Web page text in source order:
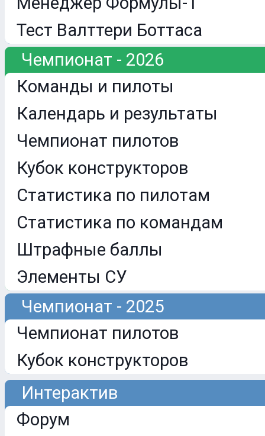
Тест Валттери Боттаса
Чемпионат - 2026
Команды и пилоты
Календарь и результаты
Чемпионат пилотов
Кубок конструкторов
Статистика по пилотам
Статистика по командам
Штрафные баллы
Элементы СУ
Чемпионат - 2025
Чемпионат пилотов
Кубок конструкторов
Интерактив
Форум